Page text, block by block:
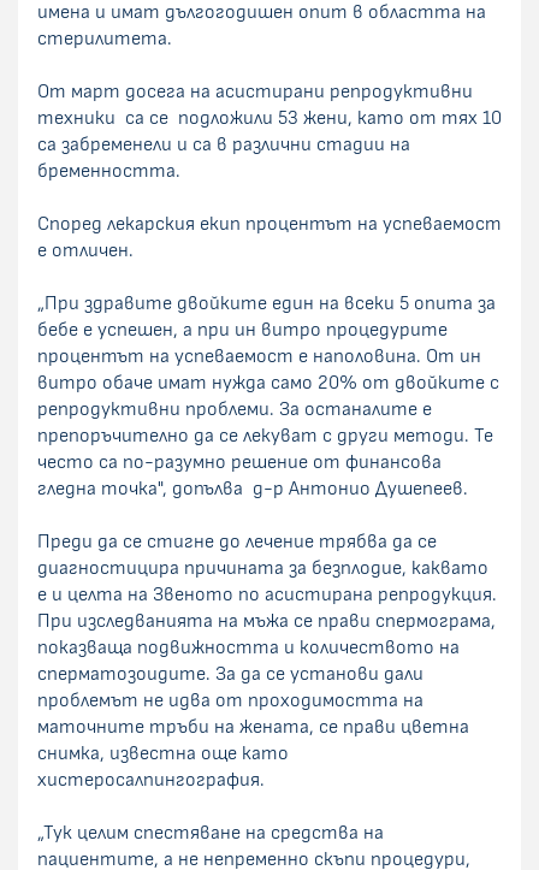
имена и имат дългогодишен опит в областта на
стерилитета.
От март досега на асистирани репродуктивни
техники са се подложили 53 жени, като от тях 10
са забременели и са в различни стадии на
бременността.
Според лекарския екип процентът на успеваемост
е отличен.
„При здравите двойките един на всеки 5 опита за
бебе е успешен, а при ин витро процедурите
процентът на успеваемост е наполовина. От ин
витро обаче имат нужда само 20% от двойките с
репродуктивни проблеми. За останалите е
препоръчително да се лекуват с други методи. Те
често са по-разумно решение от финансова
гледна точка", допълва д-р Антонио Душепеев.
Преди да се стигне до лечение трябва да се
диагностицира причината за безплодие, каквато
е и целта на Звеното по асистирана репродукция.
При изследванията на мъжа се прави спермограма,
показваща подвижността и количеството на
сперматозоидите. За да се установи дали
проблемът не идва от проходимостта на
маточните тръби на жената, се прави цветна
снимка, известна още като
хистеросалпингография.
„Тук целим спестяване на средства на
пациентите, а не непременно скъпи процедури,